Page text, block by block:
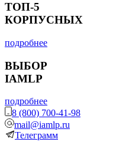
ТОП-5
КОРПУСНЫХ
подробнее
ВЫБОР
IAMLP
подробнее
8 (800) 700-41-98
mail@iamlp.ru
Телеграмм